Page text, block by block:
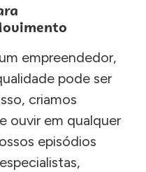
empreendedor,
pode ser
criamos
ouvir em qualquer
episódios